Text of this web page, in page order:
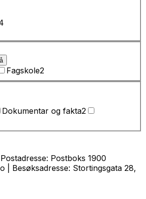
Fagskole2
Dokumentar og fakta2
| Postadresse: Postboks 1900
| Besøksadresse: Stortingsgata 28,